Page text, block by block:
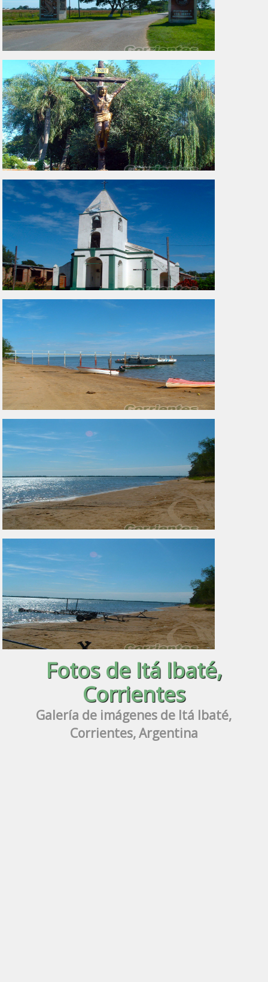
Fotos de Itá Ibaté,
Corrientes
Galería de imágenes de Itá Ibaté,
Corrientes, Argentina